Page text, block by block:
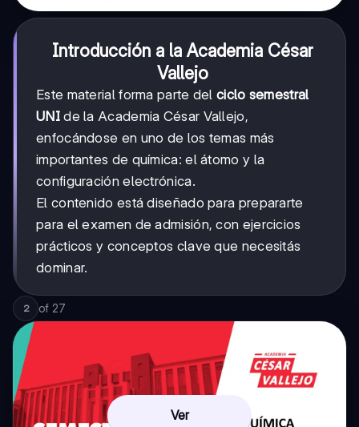
Introducción a la Academia César
Vallejo
Este material forma parte del ciclo semestral
UNIde la Academia César Vallejo,
enfocándose en uno de los temas más
importantes de química: el átomo y la
configuración electrónica.
El contenido está diseñado para prepararte
para el examen de admisión, con ejercicios
prácticos y conceptos clave que necesitás
dominar.
2 of 27
Ver